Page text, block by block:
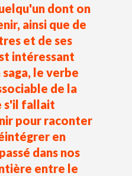
dont on
ainsi que de
et de ses
intéressant
le verbe
de la
s'il fallait
pour raconter
en
dans nos
entre le